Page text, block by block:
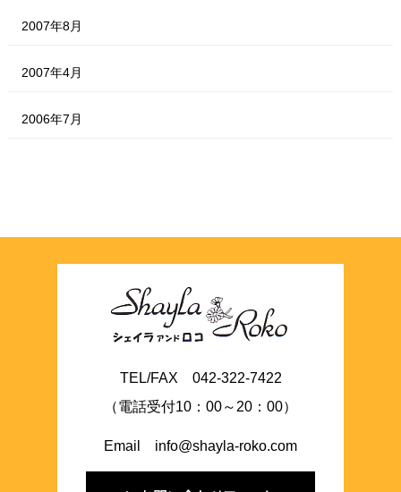
2007年8月
2007年4月
2006年7月
TEL/FAX 042-322-7422
（電話受付10：00～20：00）
Email info@shayla-roko.com